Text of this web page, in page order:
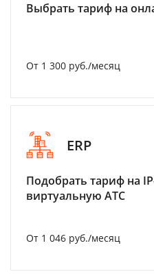
Выбрать тариф на
От 1 300 руб./месяц
ERP
Подобрать тариф на
виртуальную АТС
От 1 046 руб./месяц